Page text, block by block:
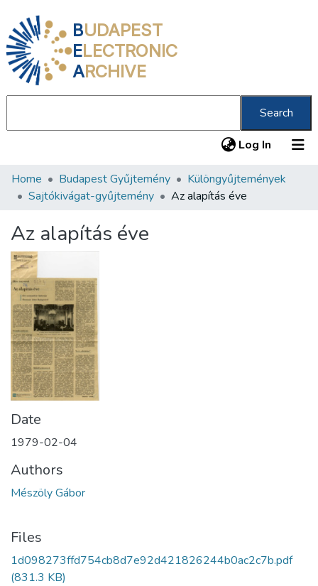
BUDAPEST
ELECTRONIC
ARCHIVE
Search
Log In (current)
Communities & Collections
Statistics
About us
Home Budapest Gyűjtemény
Különgyűjtemények
Sajtókivágat-gyűjtemény
Az alapítás éve
Az alapítás éve
Date
1979-02-04
Authors
Mészöly Gábor
Files
1d098273ffd754cb8d7e92d421826244b0ac2c7b.pdf
(831.3 KB)